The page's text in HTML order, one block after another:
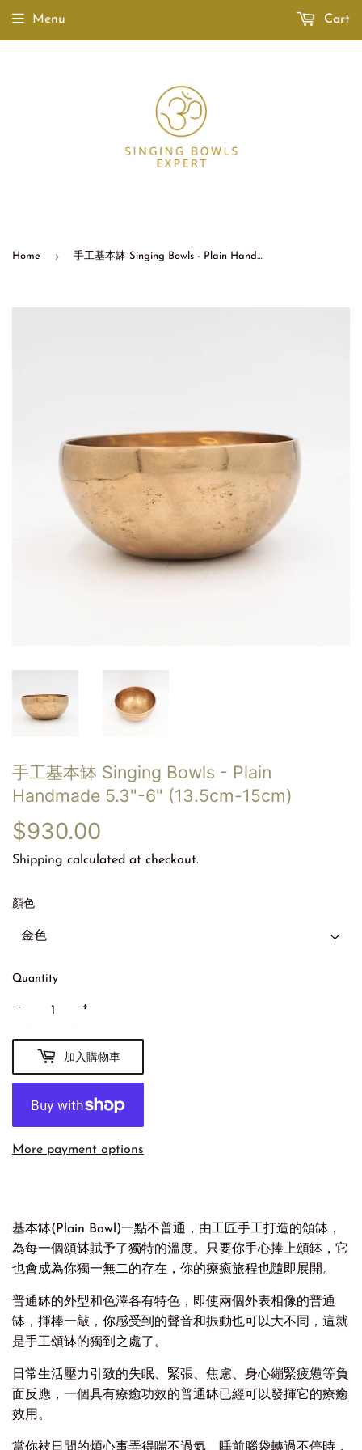
Menu Cart
Home › 手工基本缽 Singing Bowls - Plain Handmade 5.3"-6" (13.5cm-15cm)
手工基本缽 Singing Bowls - Plain
Handmade 5.3"-6" (13.5cm-15cm)
$930.00
Shipping calculated at checkout.
顏色
Quantity
+
-
加入購物車
More payment options
基本缽(Plain Bowl)一點不普通，由工匠手工打造的頌缽，
為每一個頌缽賦予了獨特的溫度。只要你手心捧上頌缽，它
也會成為你獨一無二的存在，你的療癒旅程也隨即展開。
普通缽的外型和色澤各有特色，即使兩個外表相像的普通
缽，揮棒一敲，你感受到的聲音和振動也可以大不同，這就
是手工頌缽的獨到之處了。
日常生活壓力引致的失眠、緊張、焦慮、身心繃緊疲憊等負
面反應，一個具有療癒功效的普通缽已經可以發揮它的療癒
效用。